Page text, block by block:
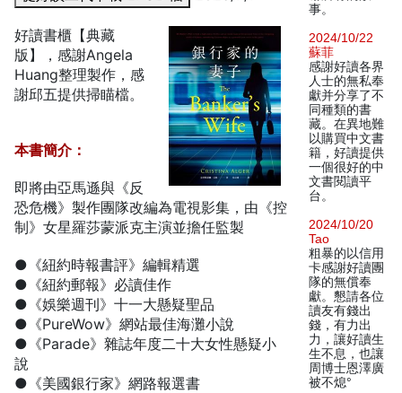
好讀書櫃【典藏
版】，感謝Angela
Huang整理製作，感
謝邱五提供掃瞄檔。
本書簡介：
即將由亞馬遜與《反
恐危機》製作團隊改編為電視影集，由《控
制》女星羅莎蒙派克主演並擔任監製
●《紐約時報書評》編輯精選
●《紐約郵報》必讀佳作
●《娛樂週刊》十一大懸疑聖品
●《PureWow》網站最佳海灘小說
●《Parade》雜誌年度二十大女性懸疑小
說
●《美國銀行家》網路報選書
事。
2024/10/22
蘇菲
感謝好讀各界
人士的無私奉
獻并分享了不
同種類的書
藏。在異地難
以購買中文書
籍，好讀提供
一個很好的中
文書閱讀平
台。
2024/10/20
Tao
粗暴的以信用
卡感謝好讀團
隊的無償奉
獻。懇請各位
讀友有錢出
錢，有力出
力，讓好讀生
生不息，也讓
周博士恩澤廣
被不熄°